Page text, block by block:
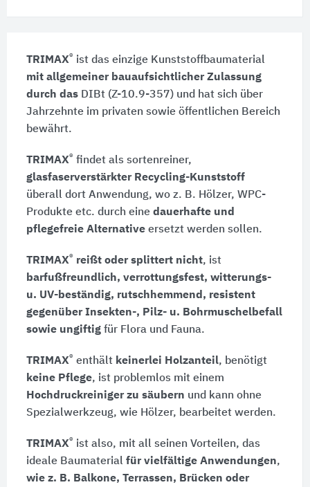
TRIMAX® ist das einzige Kunststoffbaumaterial
mit allgemeiner bauaufsichtlicher Zulassung
durch das DIBt (Z-10.9-357)und hat sich über
Jahrzehnte im privaten sowie öffentlichen Bereich
bewährt.
TRIMAX® findet als sortenreiner,
glasfaserverstärkter Recycling-Kunststoff
überall dort Anwendung, wo z. B. Hölzer, WPC-
Produkte etc. durch eine dauerhafte und
pflegefreie Alternativeersetzt werden sollen.
TRIMAX® reißt oder splittert nicht, ist
barfußfreundlich, verrottungsfest, witterungs-
u. UV-beständig, rutschhemmend, resistent
gegenüber Insekten-, Pilz- u. Bohrmuschelbefall
sowie ungiftigfür Flora und Fauna.
TRIMAX® enthält keinerlei Holzanteil, benötigt
keine Pflege, ist problemlos mit einem
Hochdruckreiniger zu säubern und kann ohne
Spezialwerkzeug, wie Hölzer, bearbeitet werden.
TRIMAX® ist also, mit all seinen Vorteilen, das
ideale Baumaterial für vielfältige Anwendungen,
wie z. B. Balkone, Terrassen, Brücken oder